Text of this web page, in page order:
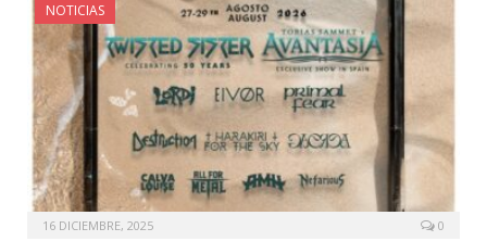
NOTICIAS
16 DICIEMBRE, 2025 0